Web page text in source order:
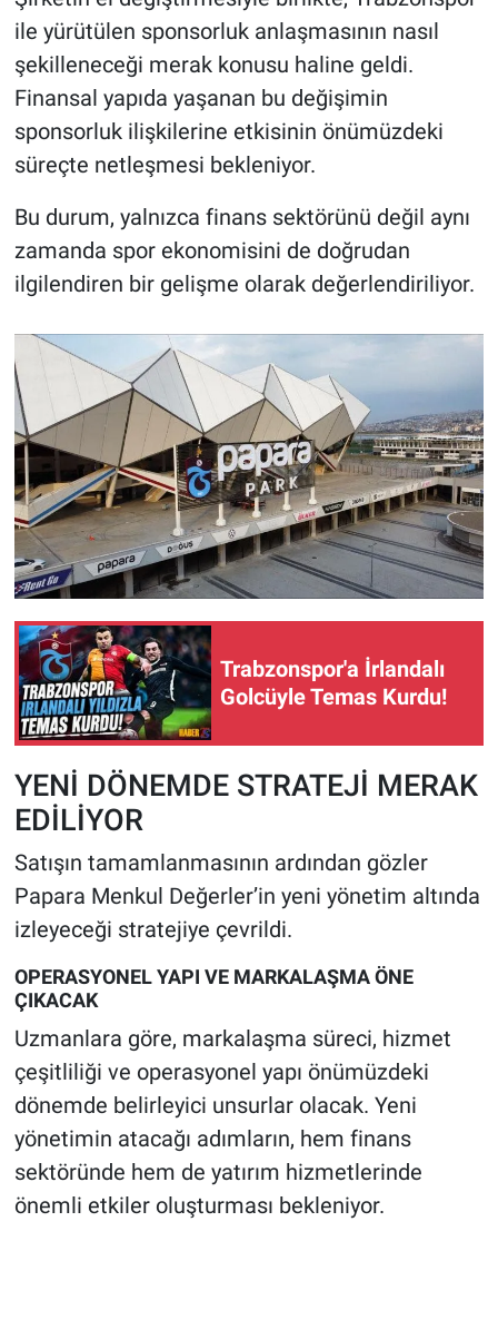
ile yürütülen sponsorluk anlaşmasının nasıl
şekilleneceği merak konusu haline geldi.
Finansal yapıda yaşanan bu değişimin
sponsorluk ilişkilerine etkisinin önümüzdeki
süreçte netleşmesi bekleniyor.
Bu durum, yalnızca finans sektörünü değil aynı
zamanda spor ekonomisini de doğrudan
ilgilendiren bir gelişme olarak değerlendiriliyor.
Trabzonspor'a İrlandalı
Golcüyle Temas Kurdu!
YENİ DÖNEMDE STRATEJİ MERAK
EDİLİYOR
Satışın tamamlanmasının ardından gözler
Papara Menkul Değerler’in yeni yönetim altında
izleyeceği stratejiye çevrildi.
OPERASYONEL YAPI VE MARKALAŞMA ÖNE
ÇIKACAK
Uzmanlara göre, markalaşma süreci, hizmet
çeşitliliği ve operasyonel yapı önümüzdeki
dönemde belirleyici unsurlar olacak. Yeni
yönetimin atacağı adımların, hem finans
sektöründe hem de yatırım hizmetlerinde
önemli etkiler oluşturması bekleniyor.